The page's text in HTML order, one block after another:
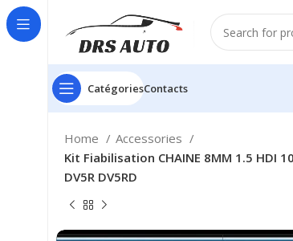
CatégoriesContacts
Home
Accessories
Kit Fiabilisation CHAINE 8MM 1.5 HDI
DV5R DV5RD